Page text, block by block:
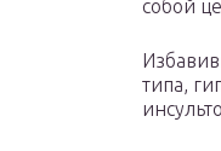
собой
типа,